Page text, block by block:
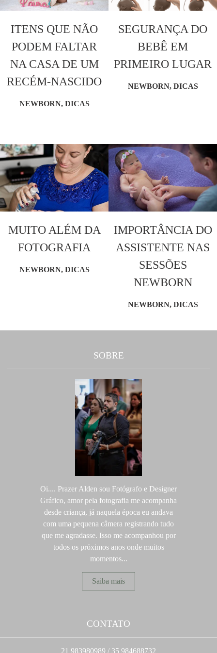
ITENS QUE NÃO
PODEM FALTAR
NA CASA DE UM
RECÉM-NASCIDO
NEWBORN, DICAS
SEGURANÇA DO
BEBÊ EM
PRIMEIRO LUGAR
NEWBORN, DICAS
MUITO ALÉM DA
FOTOGRAFIA
NEWBORN, DICAS
IMPORTÂNCIA DO
ASSISTENTE NAS
SESSÕES
NEWBORN
NEWBORN, DICAS
SOBRE
Oi.... Prazer Alden sou Fotógrafo e Designer
Gráfico, amor pela fotografia me acompanha
desde criança, já naquela época eu andava
com uma pequena câmera registrando tudo
que me agradasse. Isso me acompanhou por
todos os próximos anos onde muitos
momentos...
Saiba mais
CONTATO
21 983980989 / 35 984688732